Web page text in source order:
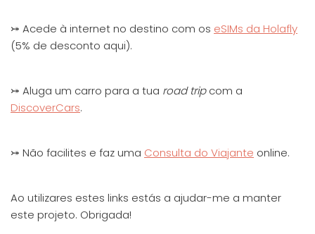
⤖ Acede à internet no destino com os eSIMs da Holafly
(5% de desconto aqui).
⤖ Aluga um carro para a tua road tripcom a
DiscoverCars.
⤖ Não facilites e faz uma Consulta do Viajante online.
Ao utilizares estes links estás a ajudar-me a manter
este projeto. Obrigada!